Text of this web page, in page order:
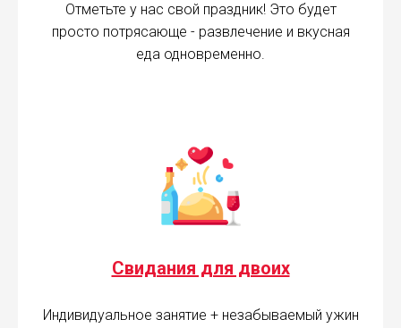
Отметьте у нас свой праздник! Это будет
просто потрясающе - развлечение и вкусная
еда одновременно.
Свидания для двоих
Индивидуальное занятие + незабываемый ужин